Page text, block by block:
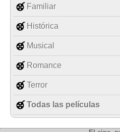
Familiar
Histórica
Musical
Romance
Terror
Todas las películas